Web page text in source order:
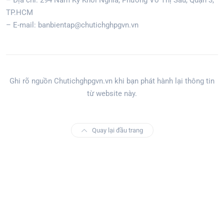
TP.HCM
– E-mail: banbientap@chutichghpgvn.vn
Ghi rõ nguồn Chutichghpgvn.vn khi bạn phát hành lại thông tin
từ website này.
Quay lại đầu trang